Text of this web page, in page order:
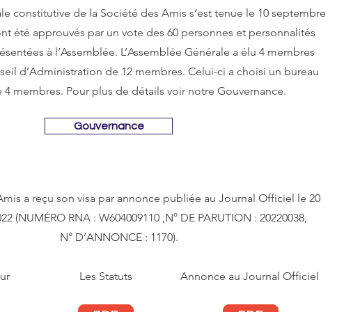
constitutive de la Société des Amis s’est tenue le 10 septembre
été approuvés par un vote des 60 personnes et personnalités
à l’Assemblée. L’Assemblée Générale a élu 4 membres
d’Administration de 12 membres. Celui-ci a choisi un bureau
membres. Pour plus de détails voir notre Gouvernance.
Gouvernance
a reçu son visa par annonce publiée au Journal Officiel le 20
(NUMÉRO RNA : W604009110 ,N° DE PARUTION : 20220038,
N° D’ANNONCE : 1170).
Les Statuts Annonce au Journal Officiel